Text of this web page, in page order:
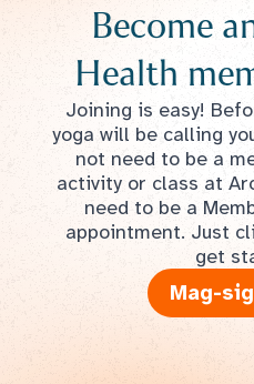
Become
Health
Joining is easy!
yoga will be calling
not need to be a
activity or class at
need to be a
appointment. Just
get
Mag-